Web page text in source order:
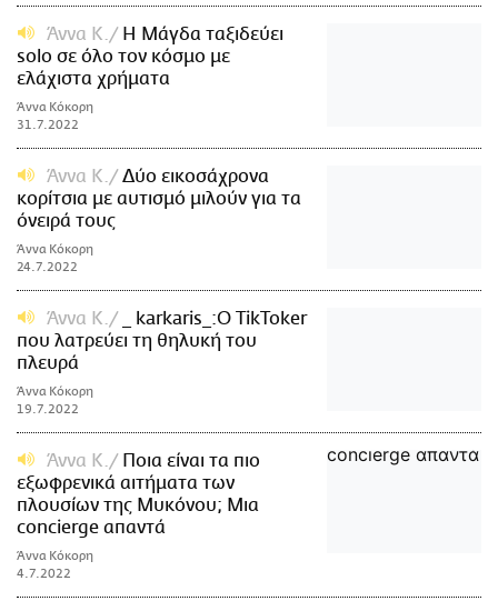
Άννα Κ.
Η Μάγδα ταξιδεύει
solo σε όλο τον κόσμο με
ελάχιστα χρήματα
Άννα Κόκορη
31.7.2022
Άννα Κ.
Δύο εικοσάχρονα
κορίτσια με αυτισμό μιλούν για τα
όνειρά τους
Άννα Κόκορη
24.7.2022
Άννα Κ.
_ karkaris_:Ο TikToker
που λατρεύει τη θηλυκή του
πλευρά
Άννα Κόκορη
19.7.2022
Άννα Κ.
Ποια είναι τα πιο
εξωφρενικά αιτήματα των
πλουσίων της Μυκόνου; Μια
concierge απαντά
Άννα Κόκορη
4.7.2022